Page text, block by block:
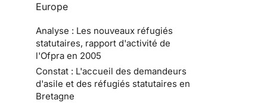
Europe
Analyse : Les nouveaux réfugiés
statutaires, rapport d'activité de
l'Ofpra en 2005
Constat : L'accueil des demandeurs
d'asile et des réfugiés statutaires en
Bretagne